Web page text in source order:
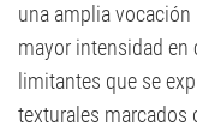
una amplia
mayor intensidad en
limitantes que se
texturales marcados